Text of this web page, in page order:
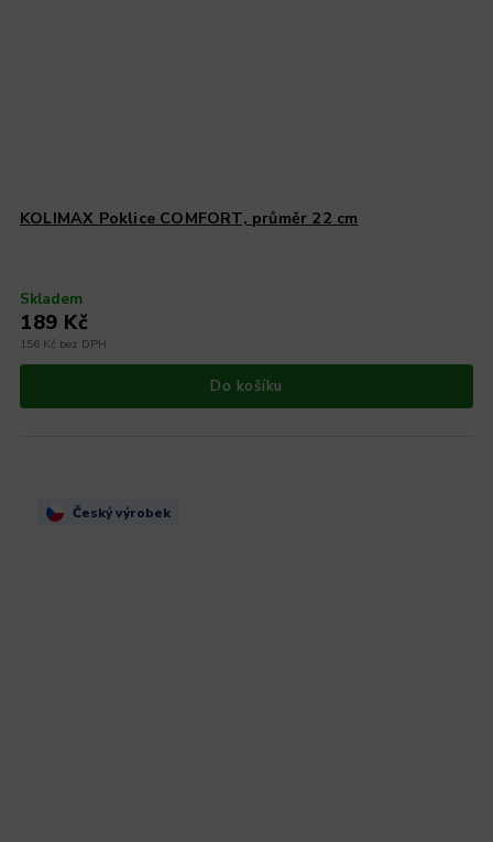
KOLIMAX Poklice COMFORT, průměr 22 cm
Skladem
156 Kč bez DPH
189 Kč
Do košíku
Český výrobek